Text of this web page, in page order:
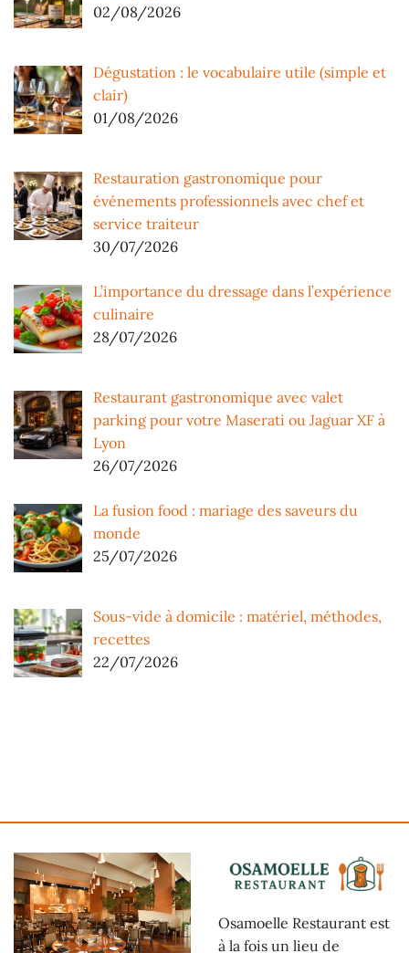
02/08/2026
Dégustation : le vocabulaire utile (simple et
clair)
01/08/2026
Restauration gastronomique pour
événements professionnels avec chef et
service traiteur
30/07/2026
L’importance du dressage dans l’expérience
culinaire
28/07/2026
Restaurant gastronomique avec valet
parking pour votre Maserati ou Jaguar XF à
Lyon
26/07/2026
La fusion food : mariage des saveurs du
monde
25/07/2026
Sous-vide à domicile : matériel, méthodes,
recettes
22/07/2026
Osamoelle Restaurant est
à la fois un lieu de